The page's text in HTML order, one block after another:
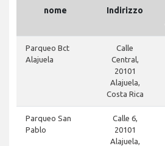
nome Indirizzo
Parqueo Bct
Alajuela
Calle
Central,
20101
Alajuela,
Costa Rica
Parqueo San
Pablo
Calle 6,
20101
Alajuela,